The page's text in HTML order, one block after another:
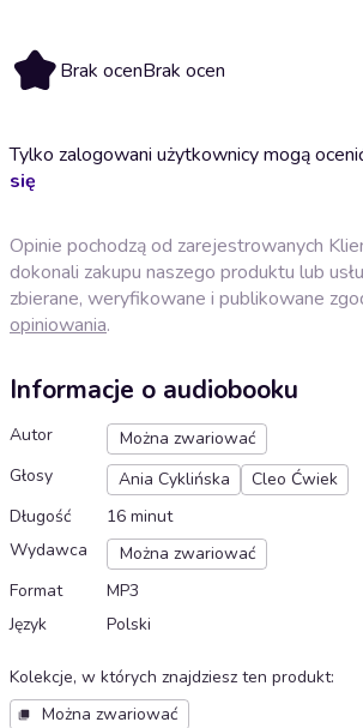
Brak ocenBrak ocen
Tylko zalogowani użytkownicy mogą
się
Opinie pochodzą od zarejestrowanych
dokonali zakupu naszego produktu lub
zbierane, weryfikowane i publikowane
opiniowania.
Informacje o audiobooku
Autor
Można zwariować
Głosy
Ania Cyklińska
Cleo Ćwiek
Długość
16 minut
Wydawca
Można zwariować
Format
MP3
Język
Polski
Kolekcje, w których znajdziesz ten produkt:
Można zwariować